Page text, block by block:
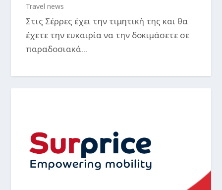
Travel news
Στις Σέρρες έχει την τιμητική της και θα
έχετε την ευκαιρία να την δοκιμάσετε σε
παραδοσιακά...